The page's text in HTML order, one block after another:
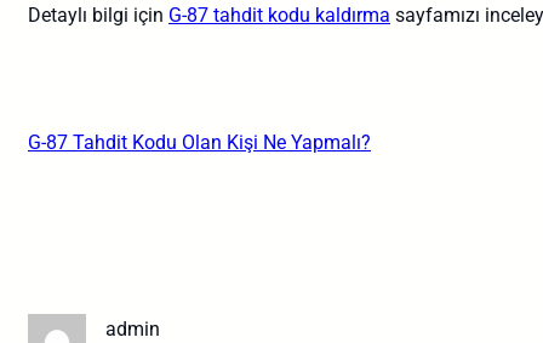
Detaylı bilgi için G-87 tahdit kodu kaldırma sayfamızı
G-87 Tahdit Kodu Olan Kişi Ne Yapmalı?
admin